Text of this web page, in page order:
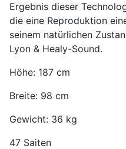
Ergebnis dieser
die eine Reproduktion
seinem natürlichen
Lyon & Healy-Sound.
Höhe: 187 cm
Breite: 98 cm
Gewicht: 36 kg
47 Saiten